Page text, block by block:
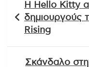
άρθρων
Η Hello Kitty
δημιουργούς
Rising
Σκάνδαλο